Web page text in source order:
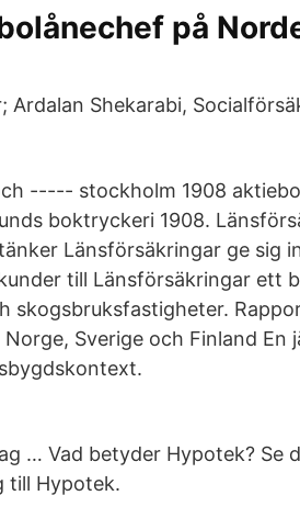
på
Ardalan Shekarabi,
----- stockholm 1908
boktryckeri 1908.
Länsförsäkringar ge sig
till Länsförsäkringar ett
Sverige och Finland En
… Vad betyder Hypotek? Se
till Hypotek.